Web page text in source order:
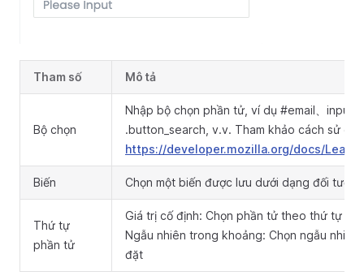
Tham số Mô tả
Bộ chọn
Nhập bộ chọn phần tử, ví dụ #email、
.button_search, v.v. Tham khảo cách sử
https://developer.mozilla.org/docs/Learn/
Biến Chọn một biến được lưu dưới dạng đối tượng
Thứ tự
phần tử
Giá trị cố định: Chọn phần tử theo thứ tự cố
Ngẫu nhiên trong khoảng: Chọn ngẫu
đặt